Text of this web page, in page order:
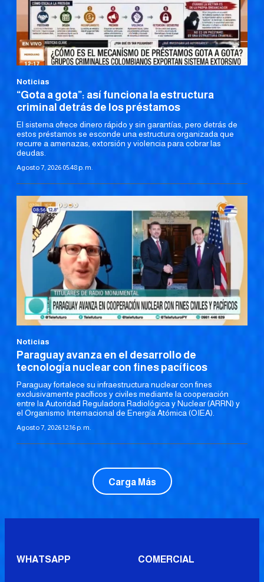
Noticias
“Gota a gota”: así funciona la estructura
criminal detrás de los préstamos
El sistema ofrece dinero rápido y sin garantías, pero detrás de
estos préstamos se esconde una estructura organizada que
recurre a amenazas, extorsión y violencia para cobrar las
deudas.
Agosto 7, 2026 05:48 p. m.
Noticias
Paraguay avanza en el desarrollo de
tecnología nuclear con fines pacíficos
Paraguay fortalece su infraestructura nuclear con fines
exclusivamente pacíficos y civiles mediante la cooperación
entre la Autoridad Reguladora Radiológica y Nuclear (ARRN) y
el Organismo Internacional de Energía Atómica (OIEA).
Agosto 7, 2026 12:16 p. m.
Carga Más
WHATSAPP COMERCIAL